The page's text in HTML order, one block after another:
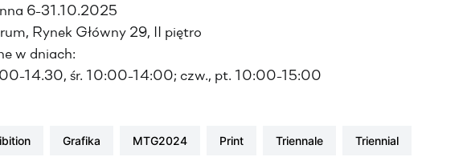
6-31.10.2025
Rynek Główny 29, II piętro
w dniach:
14.30, śr. 10:00-14:00; czw., pt. 10:00-15:00
grafika MTG2024 print triennale triennial